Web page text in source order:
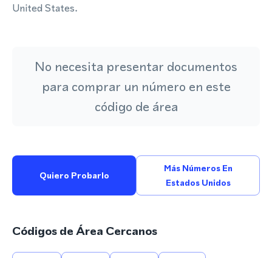
United States.
No necesita presentar documentos
para comprar un número en este
código de área
Quiero Probarlo
Más Números En
Estados Unidos
Códigos de Área Cercanos